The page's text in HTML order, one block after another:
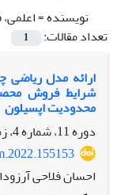
نویسنده =
تعداد مقالات:
1
ارائه مدل ریاضی
شرایط فروش
محدودیت اپسیلون
دوره 11، شماره 4، زمستان 1400، صفحه
احسان فلاحی